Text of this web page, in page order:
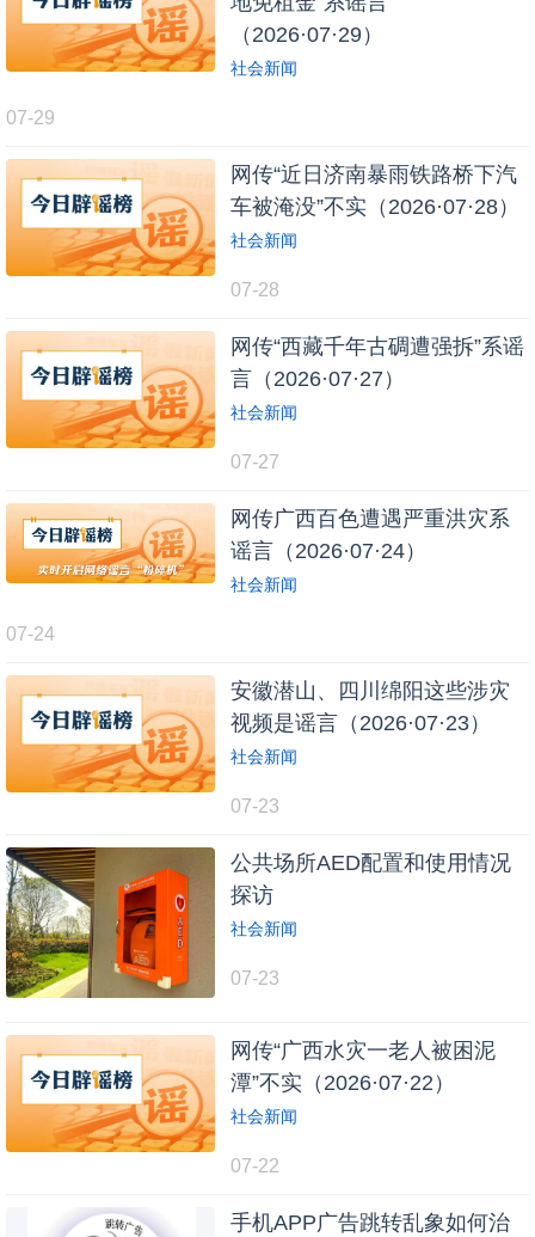
（2026·07·29）
社会新闻
07-29
网传“近日济南暴雨铁路桥下汽
车被淹没”不实（2026·07·28）
社会新闻
07-28
网传“西藏千年古碉遭强拆”系谣
言（2026·07·27）
社会新闻
07-27
网传广西百色遭遇严重洪灾系
谣言（2026·07·24）
社会新闻
07-24
安徽潜山、四川绵阳这些涉灾
视频是谣言（2026·07·23）
社会新闻
07-23
公共场所AED配置和使用情况
探访
社会新闻
07-23
网传“广西水灾一老人被困泥
潭”不实（2026·07·22）
社会新闻
07-22
手机APP广告跳转乱象如何治